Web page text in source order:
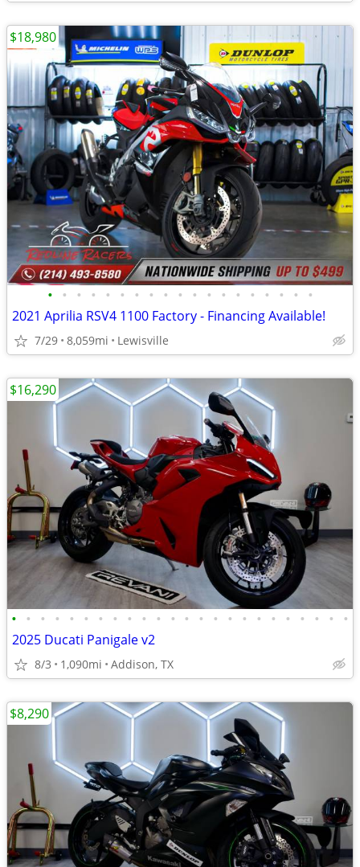
• • • • • • • • • • • • • • • • • • •
2021 Aprilia RSV4 1100 Factory - Financing Available!
7/29 8,059mi Lewisville
$18,980
• • • • • • • • • • • • • • • • • • • • • • • •
2025 Ducati Panigale v2
8/3 1,090mi Addison, TX
$16,290
$8,290